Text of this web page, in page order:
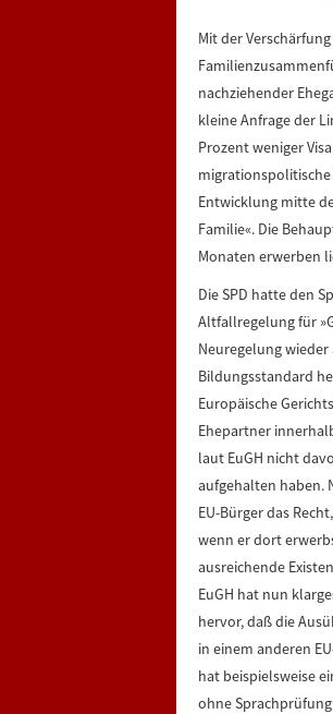
Mit der
nachziehender
kleine Anfrage der
Prozent weniger
migrationspolitische
Entwicklung mitte
Familie«. Die
Monaten erwerben
Die SPD hatte den
Altfallregelung für
Neuregelung
Bildungsstandard
Europäische
Ehepartner
laut EuGH nicht
aufgehalten haben.
EU-Bürger das
wenn er dort
ausreichende
EuGH hat nun
hervor, daß die
in einem anderen
hat beispielsweise
ohne